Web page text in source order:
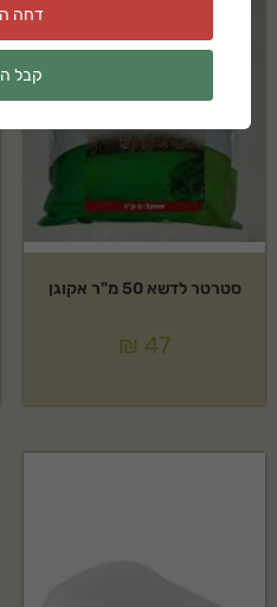
סטרטר לדשא 50 מ"ר אקוגן
₪ 47
דחה
קבל